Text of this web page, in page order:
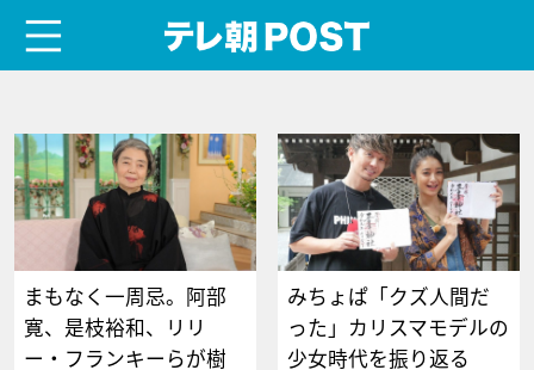
まもなく一周忌。阿部
寛、是枝裕和、リリ
ー・フランキーらが樹
みちょぱ「クズ人間だ
った」カリスマモデルの
少女時代を振り返る